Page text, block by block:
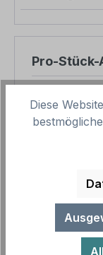
Pro-
Gesamtpreis
Aufgrund
Diese